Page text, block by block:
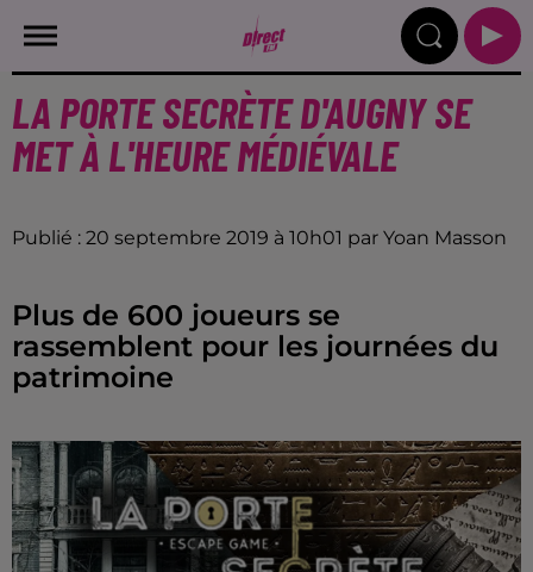
LA PORTE SECRÈTE D'AUGNY SE
MET À L'HEURE MÉDIÉVALE
Publié : 20 septembre 2019 à 10h01 par Yoan Masson
Plus de 600 joueurs se
rassemblent pour les journées du
patrimoine